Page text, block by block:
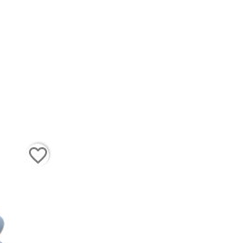
favorite_border